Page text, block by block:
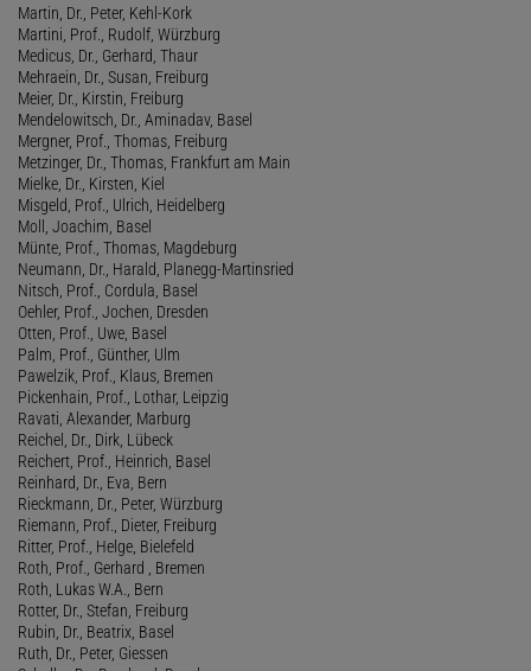
Martin, Dr., Peter, Kehl-Kork
Martini, Prof., Rudolf, Würzburg
Medicus, Dr., Gerhard, Thaur
Mehraein, Dr., Susan, Freiburg
Meier, Dr., Kirstin, Freiburg
Mendelowitsch, Dr., Aminadav, Basel
Mergner, Prof., Thomas, Freiburg
Metzinger, Dr., Thomas, Frankfurt am Main
Mielke, Dr., Kirsten, Kiel
Misgeld, Prof., Ulrich, Heidelberg
Moll, Joachim, Basel
Münte, Prof., Thomas, Magdeburg
Neumann, Dr., Harald, Planegg-Martinsried
Nitsch, Prof., Cordula, Basel
Oehler, Prof., Jochen, Dresden
Otten, Prof., Uwe, Basel
Palm, Prof., Günther, Ulm
Pawelzik, Prof., Klaus, Bremen
Pickenhain, Prof., Lothar, Leipzig
Ravati, Alexander, Marburg
Reichel, Dr., Dirk, Lübeck
Reichert, Prof., Heinrich, Basel
Reinhard, Dr., Eva, Bern
Rieckmann, Dr., Peter, Würzburg
Riemann, Prof., Dieter, Freiburg
Ritter, Prof., Helge, Bielefeld
Roth, Prof., Gerhard , Bremen
Roth, Lukas W.A., Bern
Rotter, Dr., Stefan, Freiburg
Rubin, Dr., Beatrix, Basel
Ruth, Dr., Peter, Giessen